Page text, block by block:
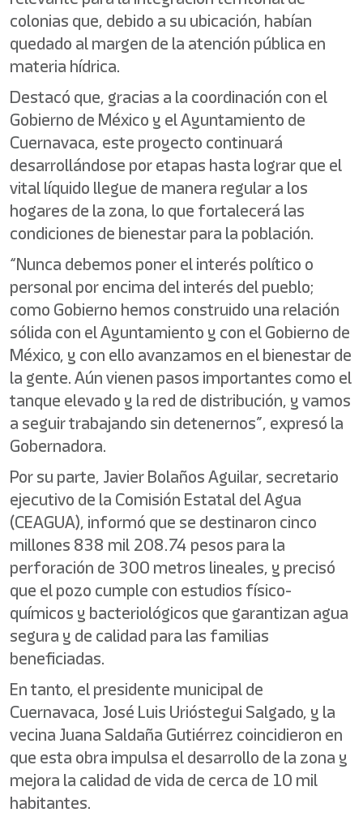
colonias que, debido a su ubicación, habían
quedado al margen de la atención pública en
materia hídrica.
Destacó que, gracias a la coordinación con el
Gobierno de México y el Ayuntamiento de
Cuernavaca, este proyecto continuará
desarrollándose por etapas hasta lograr que el
vital líquido llegue de manera regular a los
hogares de la zona, lo que fortalecerá las
condiciones de bienestar para la población.
“Nunca debemos poner el interés político o
personal por encima del interés del pueblo;
como Gobierno hemos construido una relación
sólida con el Ayuntamiento y con el Gobierno de
México, y con ello avanzamos en el bienestar de
la gente. Aún vienen pasos importantes como el
tanque elevado y la red de distribución, y vamos
a seguir trabajando sin detenernos”, expresó la
Gobernadora.
Por su parte, Javier Bolaños Aguilar, secretario
ejecutivo de la Comisión Estatal del Agua
(CEAGUA), informó que se destinaron cinco
millones 838 mil 208.74 pesos para la
perforación de 300 metros lineales, y precisó
que el pozo cumple con estudios físico-
químicos y bacteriológicos que garantizan agua
segura y de calidad para las familias
beneficiadas.
En tanto, el presidente municipal de
Cuernavaca, José Luis Urióstegui Salgado, y la
vecina Juana Saldaña Gutiérrez coincidieron en
que esta obra impulsa el desarrollo de la zona y
mejora la calidad de vida de cerca de 10 mil
habitantes.